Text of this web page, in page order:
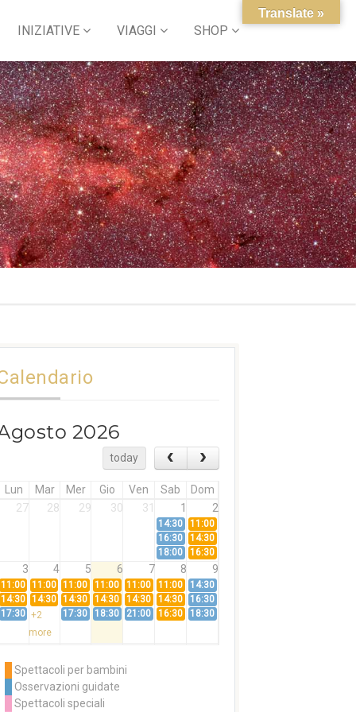
INIZIATIVE VIAGGI SHOP
2026
today
Lun Mar Mer Gio Ven Sab
Dom
27
28 29 30 31 1 2
14:30
11:00
16:30
14:30
18:00
16:30
3 4 5 6 7 8 9
11:00 11:00 11:00 11:00 11:00 11:00
14:30
14:30 14:30 14:30 14:30 14:30 14:30
16:30
17:30 +2
more
17:30 18:30 21:00 16:30 18:30
11:00
14:30
+3
Spettacoli per bambini
Osservazioni guidate
Spettacoli speciali
Translate »